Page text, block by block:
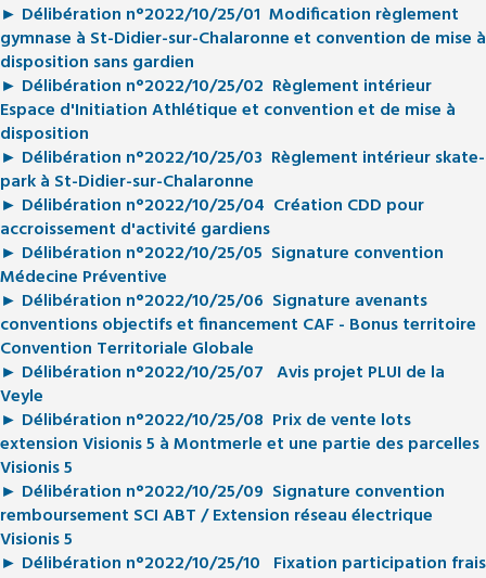
► Délibération n°2022/10/25/01 Modification règlement
gymnase à St-Didier-sur-Chalaronne et convention de mise à
disposition sans gardien
► Délibération n°2022/10/25/02 Règlement intérieur
Espace d'Initiation Athlétique et convention et de mise à
disposition
► Délibération n°2022/10/25/03 Règlement intérieur skate-
park à St-Didier-sur-Chalaronne
► Délibération n°2022/10/25/04 Création CDD pour
accroissement d'activité gardiens
► Délibération n°2022/10/25/05 Signature convention
Médecine Préventive
► Délibération n°2022/10/25/06 Signature avenants
conventions objectifs et financement CAF - Bonus territoire
Convention Territoriale Globale
► Délibération n°2022/10/25/07 Avis projet PLUI de la
Veyle
► Délibération n°2022/10/25/08 Prix de vente lots
extension Visionis 5 à Montmerle et une partie des parcelles
Visionis 5
► Délibération n°2022/10/25/09 Signature convention
remboursement SCI ABT / Extension réseau électrique
Visionis 5
► Délibération n°2022/10/25/10 Fixation participation frais